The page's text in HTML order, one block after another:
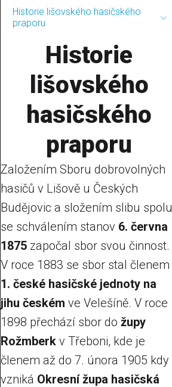
Historie lišovského hasičského
praporu
Historie
lišovského
hasičského
praporu
Založením Sboru dobrovolných
hasičů v Lišově u Českých
Budějovic a složením slibu spolu
se schválením stanov 6. června
1875 započal sbor svou činnost.
V roce 1883 se sbor stal členem
1. české hasičské jednoty na
jihu českém ve Velešíně. V roce
1898 přechází sbor do župy
Rožmberk v Třeboni, kde je
členem až do 7. února 1905 kdy
vzniká Okresní župa hasičská